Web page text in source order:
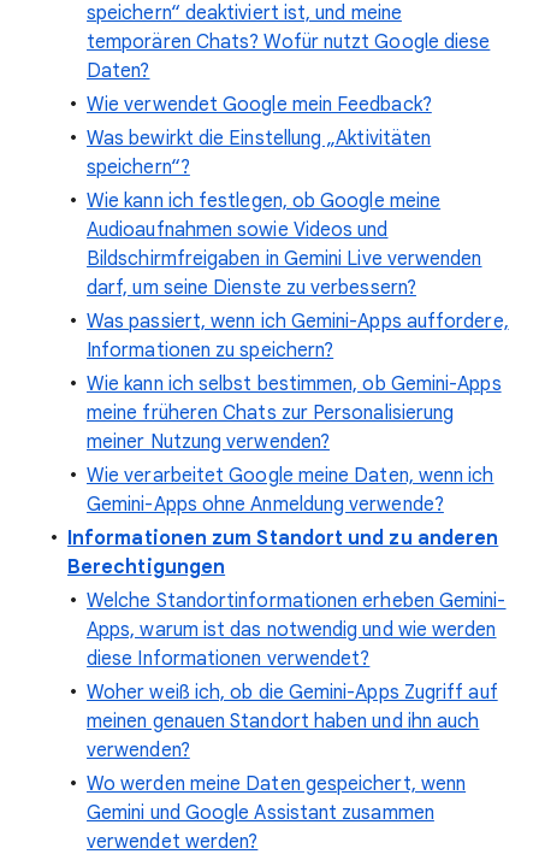
speichern“ deaktiviert ist, und meine
temporären Chats? Wofür nutzt Google diese
Daten?
Wie verwendet Google mein Feedback?
Was bewirkt die Einstellung „Aktivitäten
speichern“?
Wie kann ich festlegen, ob Google meine
Audioaufnahmen sowie Videos und
Bildschirmfreigaben in Gemini Live verwenden
darf, um seine Dienste zu verbessern?
Was passiert, wenn ich Gemini-Apps auffordere,
Informationen zu speichern?
Wie kann ich selbst bestimmen, ob Gemini-Apps
meine früheren Chats zur Personalisierung
meiner Nutzung verwenden?
Wie verarbeitet Google meine Daten, wenn ich
Gemini-Apps ohne Anmeldung verwende?
Informationen zum Standort und zu anderen
Berechtigungen
Welche Standortinformationen erheben Gemini-
Apps, warum ist das notwendig und wie werden
diese Informationen verwendet?
Woher weiß ich, ob die Gemini-Apps Zugriff auf
meinen genauen Standort haben und ihn auch
verwenden?
Wo werden meine Daten gespeichert, wenn
Gemini und Google Assistant zusammen
verwendet werden?